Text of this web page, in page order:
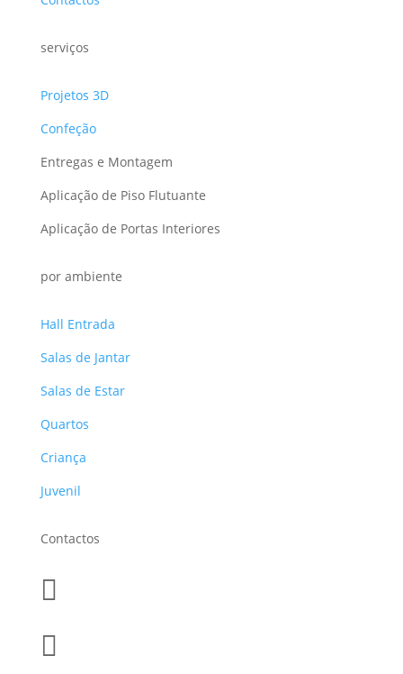
serviços
Projetos 3D
Confeção
Entregas e Montagem
Aplicação de Piso Flutuante
Aplicação de Portas Interiores
por ambiente
Hall Entrada
Salas de Jantar
Salas de Estar
Quartos
Criança
Juvenil
Contactos

